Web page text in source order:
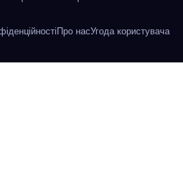
Про насУгода користувача